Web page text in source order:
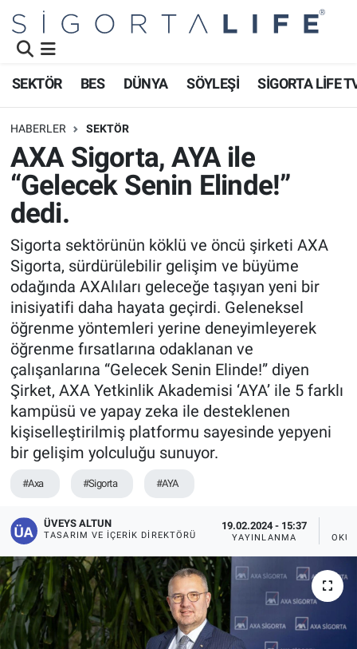
SEKTÖR BES DÜNYA SÖYLEŞİ SİGORTA LİFE
HABERLER SEKTÖR
AXA Sigorta, AYA ile
“Gelecek Senin Elinde!”
dedi.
Sigorta sektörünün köklü ve öncü şirketi AXA
Sigorta, sürdürülebilir gelişim ve büyüme
odağında AXAlıları geleceğe taşıyan yeni bir
inisiyatifi daha hayata geçirdi. Geleneksel
öğrenme yöntemleri yerine deneyimleyerek
öğrenme fırsatlarına odaklanan ve
çalışanlarına “Gelecek Senin Elinde!” diyen
Şirket, AXA Yetkinlik Akademisi ‘AYA’ ile 5 farklı
kampüsü ve yapay zeka ile desteklenen
kişiselleştirilmiş platformu sayesinde yepyeni
bir gelişim yolculuğu sunuyor.
#Axa #Sigorta #AYA
ÜVEYS ALTUN
TASARIM VE İÇERIK DIREKTÖRÜ
19.02.2024 - 15:37
YAYINLANMA
Namaz Vakitleri
Trafik Durumu
Süper Lig Puan Durumu ve Fikstür
Tüm Manşetler
Son Dakika Haberleri
Haber Arşivi